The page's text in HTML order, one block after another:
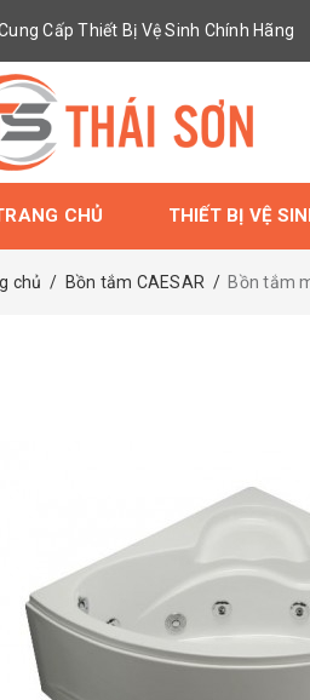
Cấp Thiết Bị Vệ Sinh Chính Hãng
CHỦ THIẾT BỊ VỆ
chủ / Bồn tắm CAESAR / Bồn tắm